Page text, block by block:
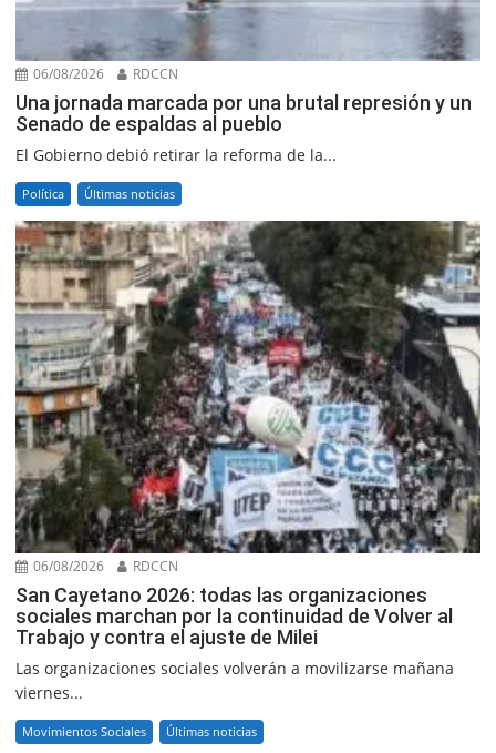
06/08/2026 RDCCN
Una jornada marcada por una brutal represión y un
Senado de espaldas al pueblo
El Gobierno debió retirar la reforma de la...
Política Últimas noticias
06/08/2026 RDCCN
San Cayetano 2026: todas las organizaciones
sociales marchan por la continuidad de Volver al
Trabajo y contra el ajuste de Milei
Las organizaciones sociales volverán a movilizarse mañana
viernes...
Movimientos Sociales Últimas noticias